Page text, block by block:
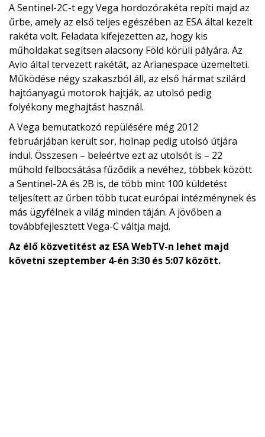
A Sentinel-2C-t egy Vega hordozórakéta repíti majd az
űrbe, amely az első teljes egészében az ESA által kezelt
rakéta volt. Feladata kifejezetten az, hogy kis
műholdakat segítsen alacsony Föld körüli pályára. Az
Avio által tervezett rakétát, az Arianespace üzemelteti.
Működése négy szakaszból áll, az első hármat szilárd
hajtóanyagú motorok hajtják, az utolsó pedig
folyékony meghajtást használ.
A Vega bemutatkozó repülésére még 2012
februárjában került sor, holnap pedig utolsó útjára
indul. Összesen – beleértve ezt az utolsót is – 22
műhold felbocsátása fűződik a nevéhez, többek között
a Sentinel-2A és 2B is, de több mint 100 küldetést
teljesített az űrben több tucat európai intézménynek és
más ügyfélnek a világ minden táján. A jövőben a
továbbfejlesztett Vega-C váltja majd.
Az élő közvetítést az ESA WebTV-n lehet majd
követni szeptember 4-én 3:30 és 5:07 között.